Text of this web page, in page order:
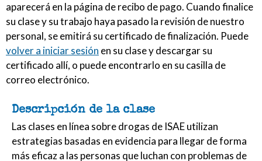
aparecerá en la página de recibo de pago. Cuando finalice
su clase y su trabajo haya pasado la revisión de nuestro
personal, se emitirá su certificado de finalización. Puede
volver a iniciar sesión en su clase y descargar su
certificado allí, o puede encontrarlo en su casilla de
correo electrónico.
Descripción de la clase
Las clases en línea sobre drogas de ISAE utilizan
estrategias basadas en evidencia para llegar de forma
más eficaz a las personas que luchan con problemas de